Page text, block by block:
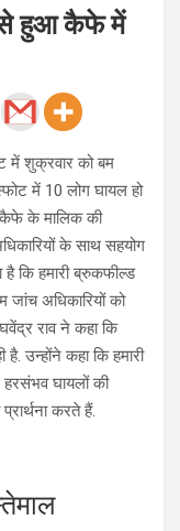
हुआ कैफे में
शुक्रवार को बम
में 10 लोग घायल हो
के मालिक की
के साथ सहयोग
कि हमारी ब्रुकफील्ड
जांच अधिकारियों को
राव ने कहा कि
उन्होंने कहा कि हमारी
घायलों की
करते हैं.